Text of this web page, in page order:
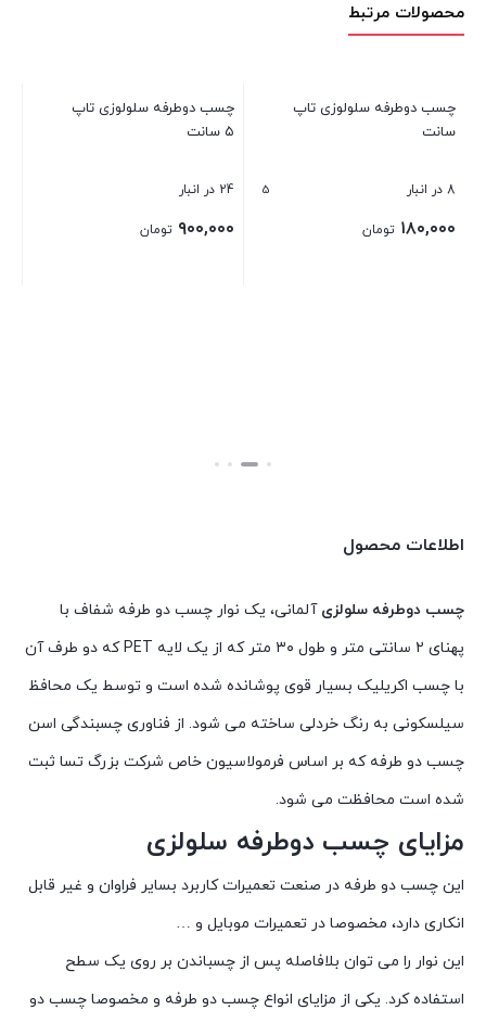
محصولات مرتبط
بستن
اطلاعات محصول
چسب دوطرفه سلولزی آلمانی، یک نوار چسب دو طرفه شفاف با
پهنای ۲ سانتی متر و طول ۳۰ متر که از یک لایه PET که دو طرف آن
با چسب اکریلیک بسیار قوی پوشانده شده است و توسط یک محافظ
سیلسکونی به رنگ خردلی ساخته می شود. از فناوری چسبندگی اسن
چسب دو طرفه که بر اساس فرمولاسیون خاص شرکت بزرگ تسا ثبت
شده است محافظت می شود.
مزایای چسب دوطرفه سلولزی
این چسب دو طرفه در صنعت تعمیرات کاربرد بسایر فراوان و غیر قابل
انکاری دارد، مخصوصا در تعمیرات موبایل و …
این نوار را می توان بلافاصله پس از چسباندن بر روی یک سطح
استفاده کرد. یکی از مزایای انواع چسب دو طرفه و مخصوصا چسب دو